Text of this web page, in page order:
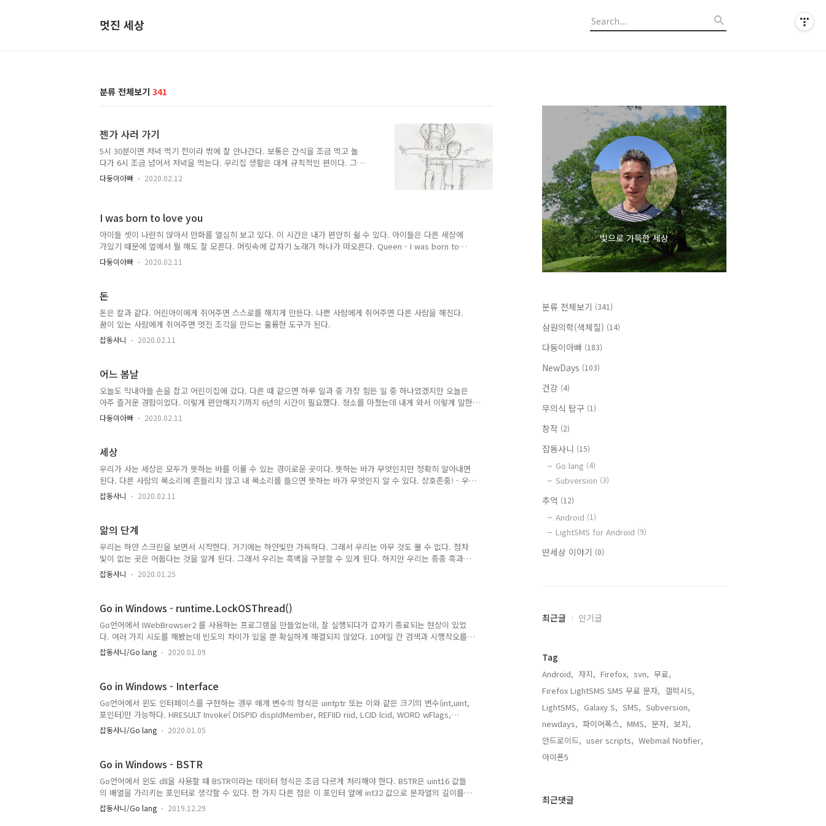
멋진 세상
분류 전체보기 341
젠가 사러 가기
5시 30분이면 저녁 먹기 전이라 밖에 잘 안나간다. 보통은 간식을 조금 먹고 놀
다가 6시 조금 넘어서 저녁을 먹는다. 우리집 생활은 대게 규칙적인 편이다. 그
런데 둘째가 갑자기 젠가를 하고 싶다고 했다. 오늘은 왠지 나도 원하는 걸 해주
고 싶었다. 둘째는 화려한 거 좋아하고 치장하는 것 좋아하는 아가씨인데 우리집
라 행동이 너무 굼뜨다. 나가려면 옷 갈아입기 관문이 있는데 10분을 기다려도
그대로다. 빨리 움직이라고 했더니 화장실에서 주방을 빠르게 뛰어다닌다. 결국
내 인내심에 한계가 왔다. "지금 안 나가면 집에 두고 갈꺼야!" 막내는 ..
다둥이아빠 2020.02.12
I was born to love you
아이들 셋이 나란히 앉아서 만화를 열심히 보고 있다. 이 시간은 내가 편안히 쉴 수 있다. 아이들은 다른 세상에
가있기 때문에 옆에서 뭘 해도 잘 모른다. 머릿속에 갑자기 노래가 하나가 떠오른다. Queen - I was born to
love you I was born to love you With every single beat of my heart Yes, I was born to take care
of you, ha Every single day... Alright, hey hey I was born to love you With every single beat of my
다둥이아빠 2020.02.11
돈
돈은 칼과 같다. 어린아이에게 쥐어주면 스스로를 해치게 만든다. 나쁜 사람에게 쥐어주면 다른 사람을 해친다.
꿈이 있는 사람에게 쥐어주면 멋진 조각을 만드는 훌륭한 도구가 된다.
잡동사니 2020.02.11
어느 봄날
오늘도 막내아들 손을 잡고 어린이집에 갔다. 다른 때 같으면 하루 일과 중 가장 힘든 일 중 하나였겠지만 오늘은
아주 즐거운 경험이었다. 이렇게 편안해지기까지 6년의 시간이 필요했다. 청소를 마쳤는데 내게 와서 이렇게 말한
다. "아빠, 나이 먹는다고 계속 키 크는 건 아니죠?" "응" "그럼 얼마만큼 커요?" "니가 크고 싶은 만큼. 넌 얼마
만큼 크고 싶어?" 내 앞에 있는 식탁 벤치에 올라선다. "이렇게 아빠 만큼이요." 내가 키가 큰 편은 아니다. 손을
"그래도 아빠만큼 클래요." 'ㅎㅎ 귀여운 녀석.' 어린이집 갈 준비를 마쳤는데 콩순이 컴퓨터를 하고 싶다고 한다.
요즘에는 웬만하면 다..
다둥이아빠 2020.02.11
세상
우리가 사는 세상은 모두가 뜻하는 바를 이룰 수 있는 경이로운 곳이다. 뜻하는 바가 무엇인지만 정확히 알아내면
된다. 다른 사람의 목소리에 흔들리지 않고 내 목소리를 들으면 뜻하는 바가 무엇인지 알 수 있다. 상호존중! - 우
리는 수평적 존재이다. 다른 존재에 해가 되지 않는 한 무한한 자유를 누릴 수 있다. 항상 감사하라. 항상 겸손하
라. 항상 말조심하라. 말은 강력한 힘을 가지고 있다.
잡동사니 2020.02.11
앎의 단계
우리는 하얀 스크린을 보면서 시작한다. 거기에는 하얀빛만 가득하다. 그래서 우리는 아무 것도 볼 수 없다. 점차
빛이 없는 곳은 어둡다는 것을 알게 된다. 그래서 우리는 흑백을 구분할 수 있게 된다. 하지만 우리는 종종 흑과
백을 동등한 무엇으로 생각하는 오류를 범한다. 흑과 백을 잘 구분하는 것이 많이 아는 것이라 생각한다. 그러면
서 흑은 단지 빛이 없는 것이었음을 잊는다. 흑과 백을 구분하는 능력이 발전하면서 점차 회색도 구분할 수 있게
이 있음을 구분할 수 있게 된다. 우리는 이제 단색 영화를 본다. 어느 순간 우리는 무채색만 있지 않다는 것을 알
잡동사니 2020.01.25
Go in Windows - runtime.LockOSThread()
Go언어에서 IWebBrowser2 를 사용하는 프로그램을 만들었는데, 잘 실행되다가 갑자기 종료되는 현상이 있었
다. 여러 가지 시도를 해봤는데 빈도의 차이가 있을 뿐 확실하게 해결되지 않았다. 10여일 간 검색과 시행착오를
반복한 끝에 드디어 답을 찾았다. 답은 바로 runtime.LockOSThread() 이다. IWebBrowser 사용 중에 Access
violation(0xc0000005), Application hang(0xcfffffff) 등으로 비정상 종료되었는데 runtime.LockOSThread()를
잡동사니/Go lang 2020.01.09
Go in Windows - Interface
Go언어에서 윈도 인터페이스를 구현하는 경우 매개 변수의 형식은 uintptr 또는 이와 같은 크기의 변수(int,uint,
포인터)만 가능하다. HRESULT Invoke( DISPID dispIdMember, REFIID riid, LCID lcid, WORD wFlags,
DISPPARAMS *pDispParams, VARIANT *pVarResult, EXCEPINFO *pExcepInfo, UINT *puArgErr ); 위의 경
우를 Go언어에서 구현하면, 아래와 같은 형태가 된다. func Invoke(idMember int,riid *GUID,lcid uint,flags
잡동사니/Go lang 2020.01.05
Go in Windows - BSTR
Go언어에서 윈도 dll을 사용할 때 BSTR이라는 데이터 형식은 조금 다르게 처리해야 한다. BSTR은 uint16 값들
의 배열을 가리키는 포인터로 생각할 수 있다. 한 가지 다른 점은 이 포인터 앞에 int32 값으로 문자열의 길이를
가지고 있다는 것이다. 이 때문에 BSTR을 Go언어의 *uint16으로 처리하는 경우 잘못된 메모리 접근(memory
access violation)이 발생할 수 있다. 아래와 같은 코드는 제대로 동작할 수도 있고(길이값을 사용하지 않을 때),
잡동사니/Go lang 2019.12.29
빛으로 가득한 세상
분류 전체보기 (341)
삼원의학(색체질) (14)
다둥이아빠 (183)
NewDays (103)
건강 (4)
무의식 탐구 (1)
창작 (2)
잡동사니 (15)
Go lang (4)
Subversion (3)
추억 (12)
Android (1)
LightSMS for Android (9)
딴세상 이야기 (0)
최
과
기
글
최근글 인기글
Tag
Android, 자지, Firefox, svn, 무료,
Firefox LightSMS SMS 무료 문자, 갤럭시S,
LightSMS, Galaxy S, SMS, Subversion,
newdays, 파이어폭스, MMS, 문자, 보지,
안드로이드, user scripts, Webmail Notifier,
아이폰5,
최근댓글